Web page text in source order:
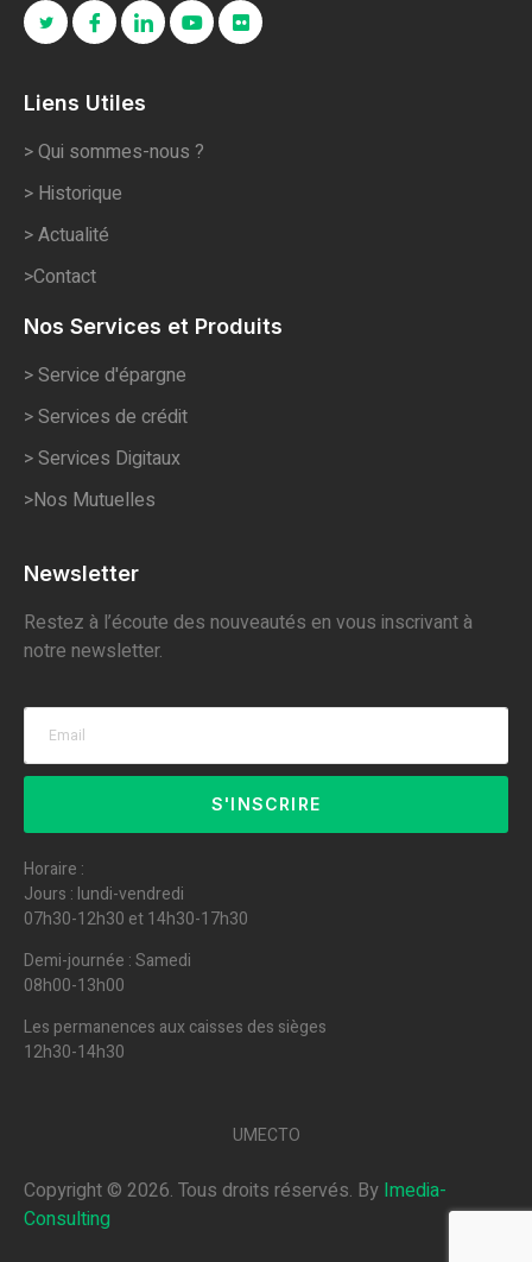
Liens Utiles
> Qui sommes-nous ?
> Historique
> Actualité
>Contact
Nos Services et Produits
> Service d'épargne
> Services de crédit
> Services Digitaux
>Nos Mutuelles
Newsletter
Restez à l’écoute des nouveautés en vous inscrivant à
notre newsletter.
S'INSCRIRE
Horaire :
Jours : lundi-vendredi
07h30-12h30 et 14h30-17h30
Demi-journée : Samedi
08h00-13h00
Les permanences aux caisses des sièges
12h30-14h30
UMECTO
Copyright © 2026. Tous droits réservés. By Imedia-
Consulting